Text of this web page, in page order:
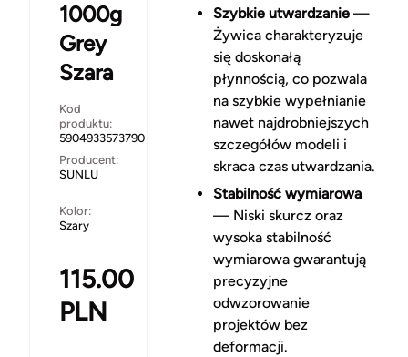
1000g
Grey
Szara
Kod
produktu:
5904933573790
Producent:
SUNLU
Kolor:
Szary
115.00
PLN
Szybkie utwardzanie—
Żywica charakteryzuje
się doskonałą
płynnością, co pozwala
na szybkie wypełnianie
nawet najdrobniejszych
szczegółów modeli i
skraca czas utwardzania.
Stabilność wymiarowa
— Niski skurcz oraz
wysoka stabilność
wymiarowa gwarantują
precyzyjne
odwzorowanie
projektów bez
deformacji.